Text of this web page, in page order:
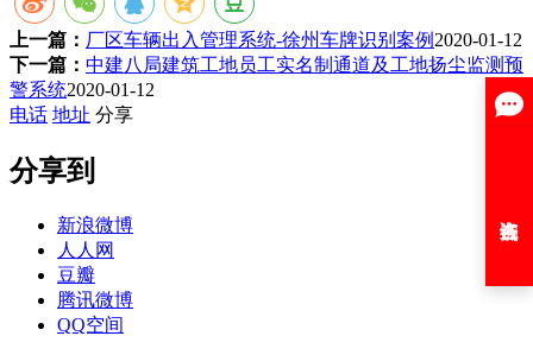
上一篇： 厂区车辆出入管理系统-徐州车牌识别案例 2020-01-12
下一篇： 中建八局建筑工地员工实名制通道及工地扬尘监测预
警系统2020-01-12
电话 地址 分享
分享到
新浪微博
人人网
豆瓣
腾讯微博
QQ空间